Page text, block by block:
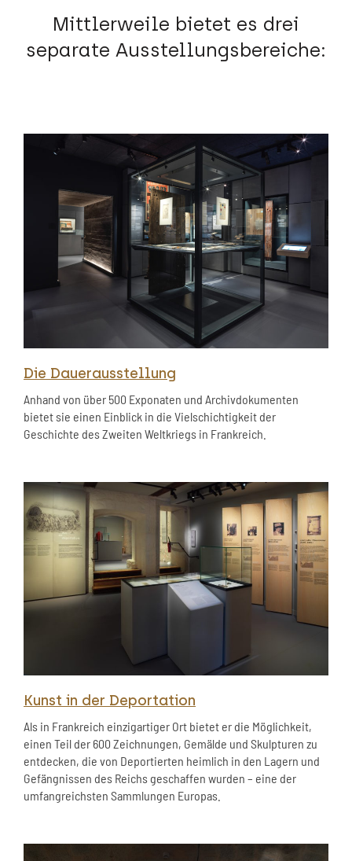
Mittlerweile bietet es drei
separate Ausstellungsbereiche:
Die Dauerausstellung
Anhand von über 500 Exponaten und Archivdokumenten
bietet sie einen Einblick in die Vielschichtigkeit der
Geschichte des Zweiten Weltkriegs in Frankreich.
Kunst in der Deportation
Als in Frankreich einzigartiger Ort bietet er die Möglichkeit,
einen Teil der 600 Zeichnungen, Gemälde und Skulpturen zu
entdecken, die von Deportierten heimlich in den Lagern und
Gefängnissen des Reichs geschaffen wurden – eine der
umfangreichsten Sammlungen Europas.